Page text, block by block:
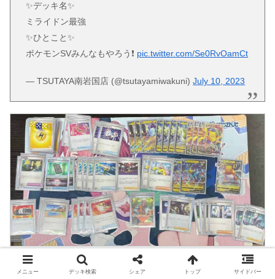
✨デッキ名✨
ミライドン最強
✨ひとこと✨
ポケモンSVみんなもやろう❗️ pic.twitter.com/Se0RvOamCt
— TSUTAYA南岩国店 (@tsutayamiwakuni)July 10, 2023
ミライドンの価格をチェック
メニュー デッキ検索 シェア トップ サイドバー